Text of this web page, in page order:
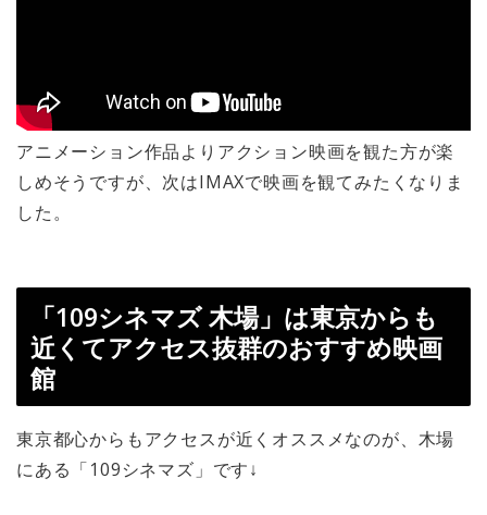
アニメーション作品よりアクション映画を観た方が楽
しめそうですが、次はIMAXで映画を観てみたくなりま
した。
「109シネマズ 木場」は東京からも
近くてアクセス抜群のおすすめ映画
館
東京都心からもアクセスが近くオススメなのが、木場
にある「109シネマズ」です↓